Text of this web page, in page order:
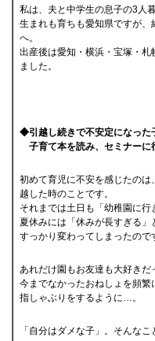
私は、夫と中学生の息子の3人暮
生まれも育ちも愛知県ですが
へ。
出産後は愛知・横浜・宝塚・
ました。
◆引越し続きで不安定になった
子育て本を読み、セミナーに
初めて育児に不安を感じたの
越した時のことです。
それまでは土日も「幼稚園に行
夏休みには「休みが長すぎる」
すっかり変わってしまったので
あれだけ園もお友達も大好きだ
今までなかったおねしょを頻繁
指しゃぶりをするように…。
「自分はダメな子」。そんな